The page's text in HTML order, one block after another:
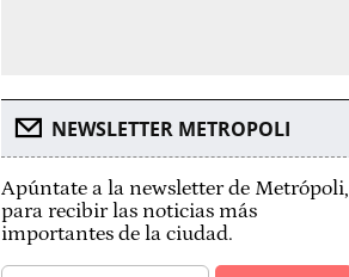
NEWSLETTER METROPOLI
Apúntate a la newsletter de Metrópoli,
para recibir las noticias más
importantes de la ciudad.